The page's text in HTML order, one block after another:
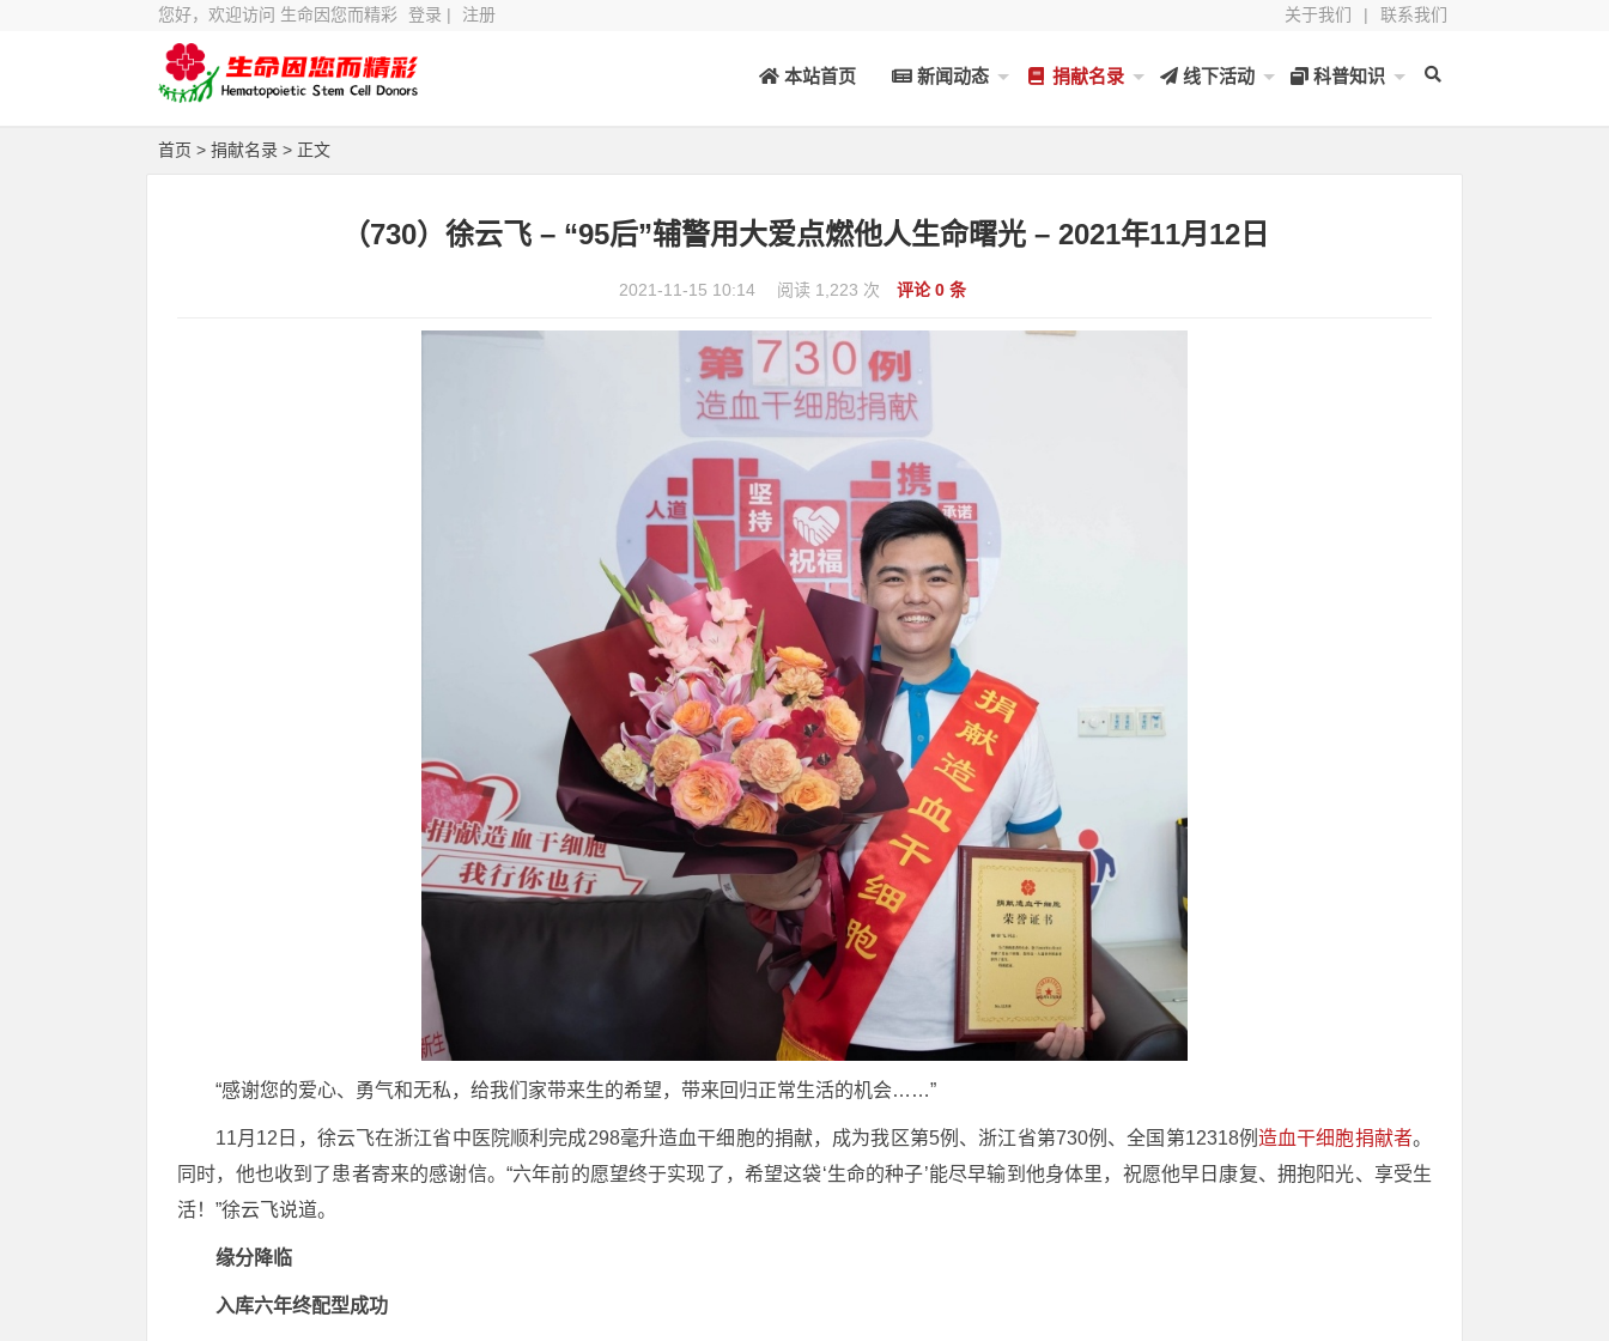
您好，欢迎访问 生命因您而精彩 登录 | 注册 关于我们 | 联系我们
本站首页 新闻动态 捐献名录 线下活动 科普知识
首页 > 捐献名录 > 正文
（730）徐云飞 – “95后”辅警用大爱点燃他人生命曙光 – 2021年11月12日
2021-11-15 10:14 阅读 1,223 次 评论 0 条
“感谢您的爱心、勇气和无私，给我们家带来生的希望，带来回归正常生活的机会……”
11月12日，徐云飞在浙江省中医院顺利完成298毫升造血干细胞的捐献，成为我区第5例、浙江省第730例、全国第12318例 造血干细胞捐献者。
同时，他也收到了患者寄来的感谢信。“六年前的愿望终于实现了，希望这袋‘生命的种子’能尽早输到他身体里，祝愿他早日康复、拥抱阳光、享受生
活！”徐云飞说道。
缘分降临
入库六年终配型成功